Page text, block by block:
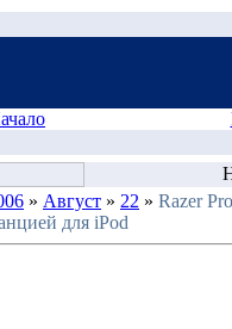
» Август » 22 » Razer
для iPod